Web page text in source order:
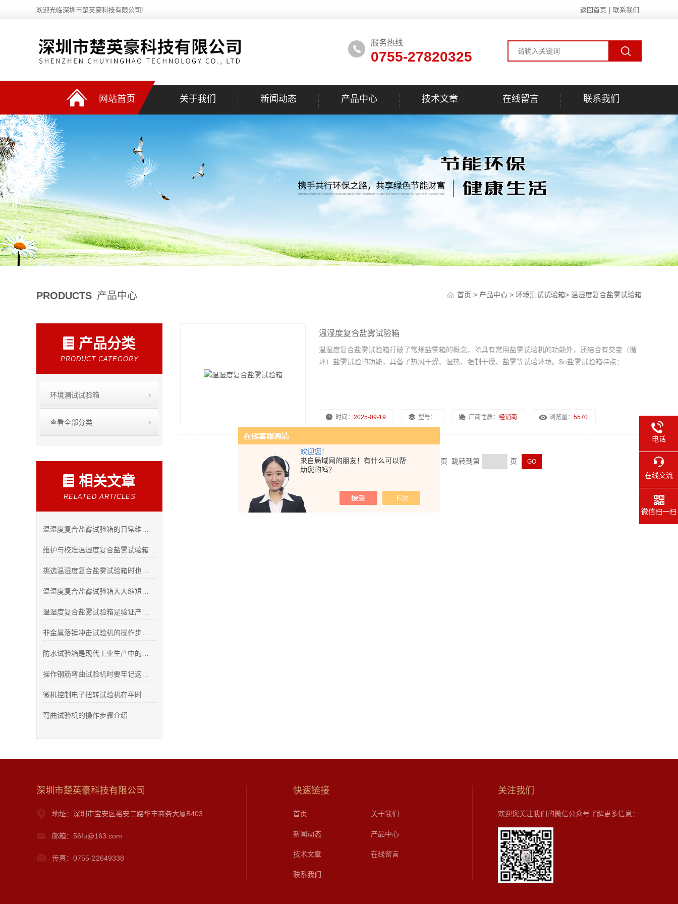
欢迎您！
来自局域网的朋友！有什么可以帮
助您的吗？
欢迎光临深圳市楚英豪科技有限公司！ 返回首页 联系我们
服务热线
0755-27820325
网站首页 关于我们 新闻动态 产品中心 技术文章 在线留言 联系我们
PRODUCTS 产品中心 首页 > 产品中心 > 环境测试试验箱> 温湿度复合盐雾试验箱
产品分类
PRODUCT CATEGORY
环境测试试验箱
查看全部分类
相关文章
RELATED ARTICLES
维护与校准温湿度复合盐雾试验箱
弯曲试验机的操作步骤介绍
温湿度复合盐雾试验箱
温湿度复合盐雾试验箱打破了常规盐雾箱的概念，除具有常用盐雾试验机的功能外，还结合有交变（循
环）盐雾试验的功能，具备了热风干燥、湿热、强制干燥、盐雾等试验环境。$n盐雾试验箱特点：
时间： 2025-09-19 型号： 厂商性质： 经销商 浏览量： 5570
共 1 条记录，当前 1 / 1 页 首页 上一页 下一页 末页 跳转到第 页
深圳市楚英豪科技有限公司
地址：深圳市宝安区裕安二路华丰商务大厦B403
邮箱：56fu@163.com
传真：0755-22649338
快速链接
首页 关于我们
新闻动态 产品中心
技术文章 在线留言
联系我们
关注我们
欢迎您关注我们的微信公众号了解更多信息：
电话
在线交流
微信扫一扫